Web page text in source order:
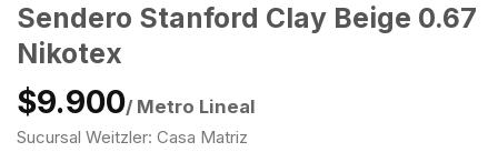
Sendero Stanford Clay Beige 0.67
Nikotex
$9.900/ Metro Lineal
Sucursal Weitzler: Casa Matriz